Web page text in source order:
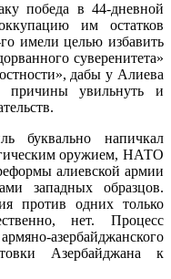
победа в 44-дневной
им остатков
имели целью избавить
суверенитета»
дабы у Алиева
причины увильнуть и
буквально напичкал
оружием, НАТО
алиевской армии
западных образцов.
против одних только
нет. Процесс
азербайджанского
Азербайджана к